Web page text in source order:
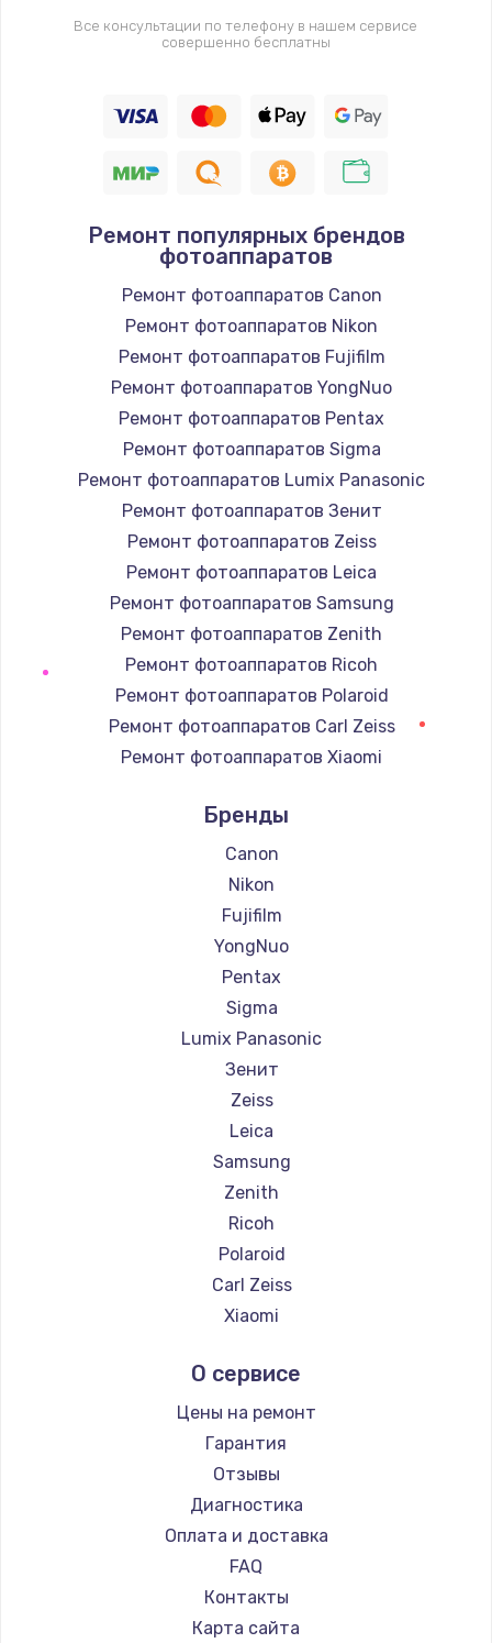
Замена ТЭНа
Заказать
Замена шнура
1400 руб.
Заказать
Замена / ремонт электронного модуля
управления
600 руб.
Заказать
Замена конфорки
1100 руб.
Заказать
Замена платы сенсора
900 руб.
Заказать
Замена регулятора режимов конфорки
900 руб.
Заказать
1300 руб.
Заказать
Замена сигнальной лампы
1200 руб.
Заказать
Замена системной платы
1500 руб.
Заказать
Замена температурного датчика
2500 руб.
Заказать
Замена электроконфорки
1300 руб.
Техобслуживание
Заказать
Установка / подключение / демонтаж
1300 руб.
Заказать
Все консультации по телефону в нашем сервисе
совершенно бесплатны
Ремонт популярных брендов
фотоаппаратов
Ремонт фотоаппаратов Canon
Ремонт фотоаппаратов Nikon
Ремонт фотоаппаратов Fujifilm
Ремонт фотоаппаратов YongNuo
Ремонт фотоаппаратов Pentax
Ремонт фотоаппаратов Sigma
Ремонт фотоаппаратов Lumix Panasonic
Ремонт фотоаппаратов Зенит
Ремонт фотоаппаратов Zeiss
Ремонт фотоаппаратов Leica
Ремонт фотоаппаратов Samsung
Ремонт фотоаппаратов Zenith
Ремонт фотоаппаратов Ricoh
Ремонт фотоаппаратов Polaroid
Ремонт фотоаппаратов Carl Zeiss
Ремонт фотоаппаратов Xiaomi
Ремонт фотоаппаратов Kodak
Ремонт фотоаппаратов Blackmagic
Бренды
Canon
Nikon
Fujifilm
YongNuo
Pentax
Sigma
Lumix Panasonic
Зенит
Zeiss
Leica
Samsung
Zenith
Ricoh
Polaroid
Carl Zeiss
Xiaomi
Kodak
Blackmagic
О сервисе
Цены на ремонт
Гарантия
Отзывы
Диагностика
Оплата и доставка
FAQ
Контакты
Карта сайта